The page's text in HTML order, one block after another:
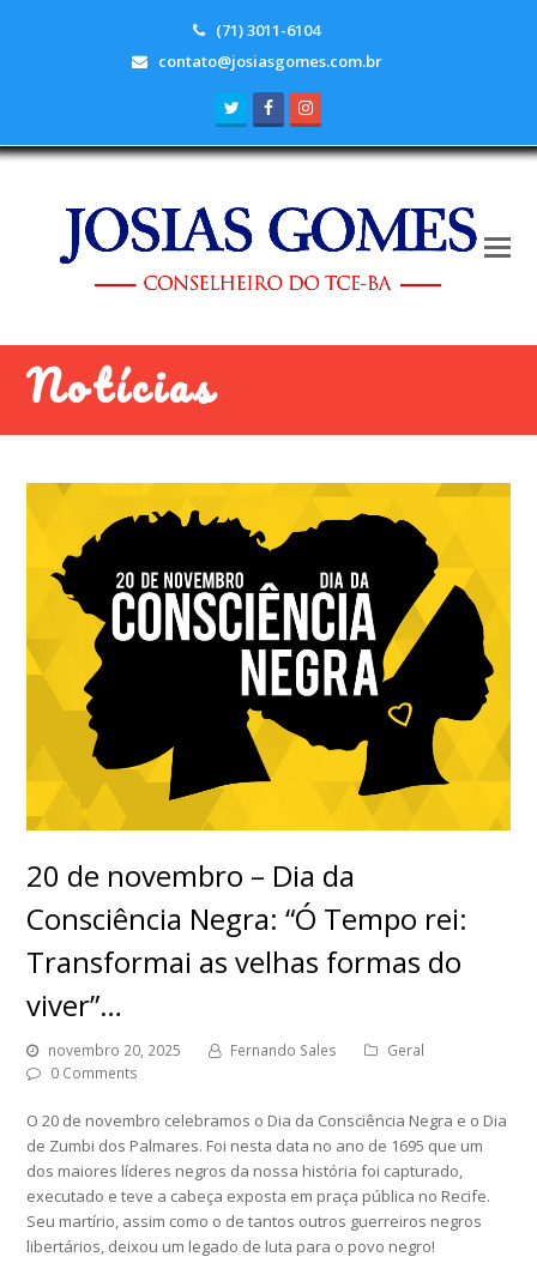
(71) 3011-6104
contato@josiasgomes.com.br
TwitterFacebook
Notícias
20 de novembro – Dia da
Consciência Negra: “Ó Tempo rei:
Transformai as velhas formas do
viver”…
novembro 20, 2025 Fernando Sales
Geral
0 Comments
O 20 de novembro celebramos o Dia da Consciência Negra e o Dia
de Zumbi dos Palmares. Foi nesta data no ano de 1695 que um
dos maiores líderes negros da nossa história foi capturado,
executado e teve a cabeça exposta em praça pública no Recife.
Seu martírio, assim como o de tantos outros guerreiros negros
libertários, deixou um legado de luta para o povo negro!